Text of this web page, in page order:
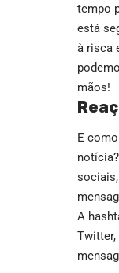
tempo
está
à risca
mãos!
E
A